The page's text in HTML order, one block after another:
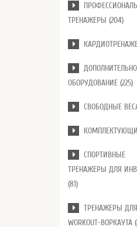
ТРЕНАЖЕРЫ (204)
ОБОРУДОВАНИЕ (225)
СВОБОДНЫЕ
СПОРТИВНЫЕ
ТРЕНАЖЕРЫ ДЛЯ
(81)
ТРЕНАЖЕРЫ ДЛЯ
WORKOUT-ВОРКАУТА